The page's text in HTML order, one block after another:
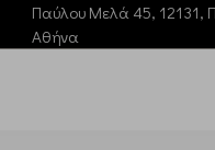
Παύλου Mελά 45, 12131,
Αθήνα